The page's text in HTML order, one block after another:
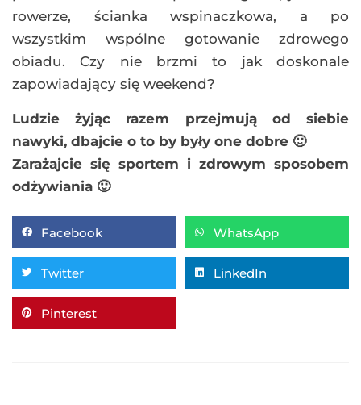
rowerze, ścianka wspinaczkowa, a po
wszystkim wspólne gotowanie zdrowego
obiadu. Czy nie brzmi to jak doskonale
zapowiadający się weekend?
Ludzie żyjąc razem przejmują od siebie
nawyki, dbajcie o to by były one dobre 🙂
Zarażajcie się sportem i zdrowym sposobem
odżywiania 🙂
Facebook WhatsApp
Twitter LinkedIn
Pinterest